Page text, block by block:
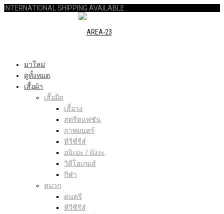
INTERNATIONAL SHIPPING AVAILABLE
มาใหม่
ดูทั้งหมด
เสื้อผ้า
เสื้อยืด
เสื้อวง
สตรีตแฟชัน
ภาพยนตร์
ทีวีซีรีส์
อนิเมะ / มังงะ
วิดีโอเกมส์
กีฬา
หมวก
ดนตรี
ทีวีซีรีส์